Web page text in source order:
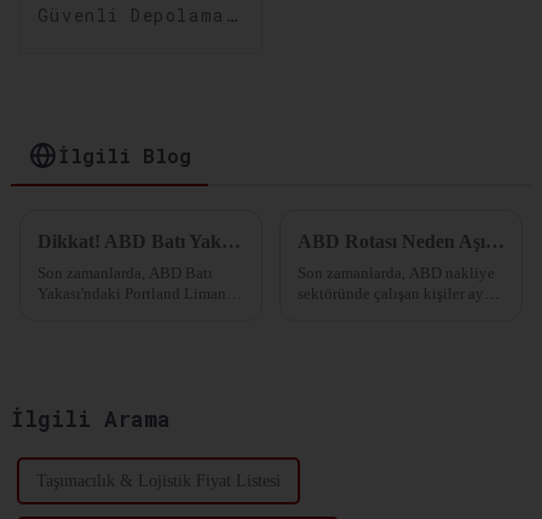
Güvenli Depolama
İlgili Blog
Dikkat! ABD Batı Yakası'ndaki Portland Limanı Bu Yılın Ekim Ayında Konteyner Operasyonlarını Durduruyor!
Son zamanlarda, ABD Batı
Yakası'ndaki Portland Limanı,
ABD Rotası Neden Aşırı Rezervasyon Aldı?
Son zamanlarda, ABD nakliye
sektöründe çalışan kişiler aynı
İlgili Arama
Taşımacılık & Lojistik Fiyat Listesi